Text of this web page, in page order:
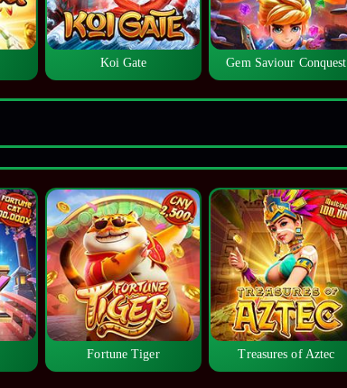
Koi Gate Gem Saviour Conquest
Fortune Tiger Treasures of Aztec